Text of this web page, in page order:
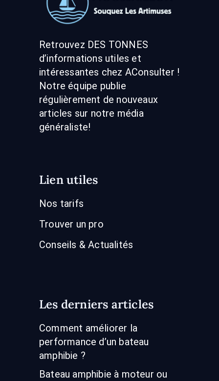
Retrouvez DES TONNES
d’informations utiles et
intéressantes chez AConsulter !
Notre équipe publie
régulièrement de nouveaux
articles sur notre média
généraliste!
Lien utiles
Nos tarifs
Trouver un pro
Conseils & Actualités
Les derniers articles
Comment améliorer la
performance d’un bateau
amphibie ?
Bateau amphibie à moteur ou